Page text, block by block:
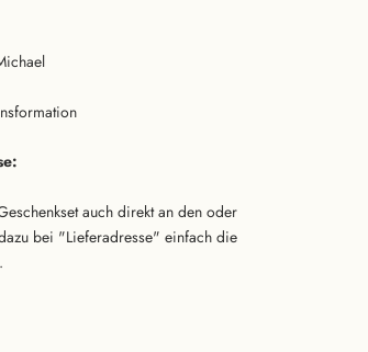
auch direkt an den oder
bei "Lieferadresse" einfach die